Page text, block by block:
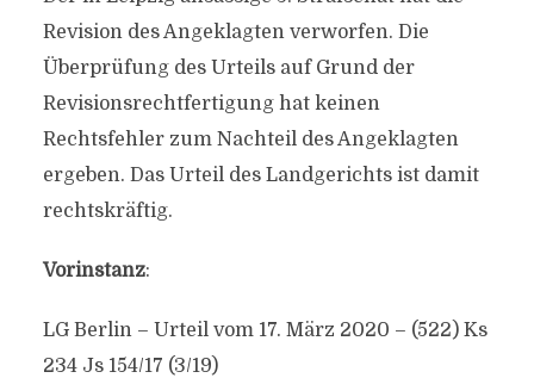
Revision des Angeklagten verworfen. Die
Überprüfung des Urteils auf Grund der
Revisionsrechtfertigung hat keinen
Rechtsfehler zum Nachteil des Angeklagten
ergeben. Das Urteil des Landgerichts ist damit
rechtskräftig.
Vorinstanz:
LG Berlin – Urteil vom 17. März 2020 – (522) Ks
234 Js 154/17 (3/19)